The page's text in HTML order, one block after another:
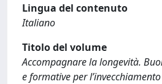
Lingua del contenuto
Italiano
Titolo del volume
Accompagnare la longevità.
e formative per